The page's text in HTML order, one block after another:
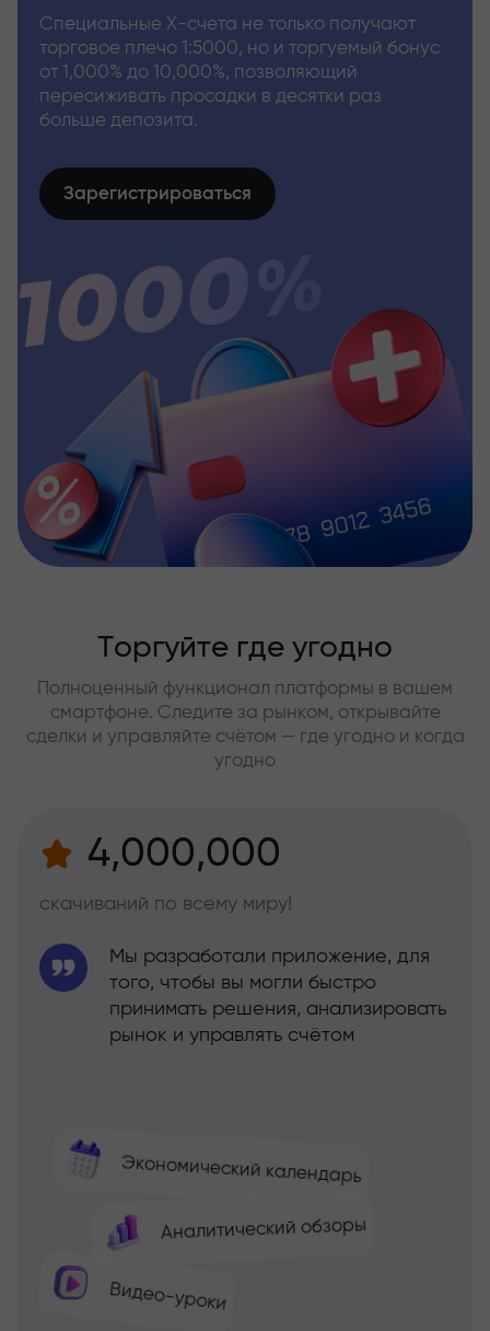
Специальные Х-счета не только получают
торговое плечо 1:5000, но и торгуемый бонус
от 1,000% до 10,000%, позволяющий
пересиживать просадки в десятки раз
больше депозита.
Зарегистрироваться
Торгуйте где угодно
Полноценный функционал платформы в вашем
смартфоне. Следите за рынком, открывайте
сделки и управляйте счётом — где угодно и когда
угодно
4,000,000
скачиваний по всему миру!
Экономический календарь
Аналитический обзоры
Видео-уроки
Мы разработали приложение, для
того, чтобы вы могли быстро
принимать решения, анализировать
рынок и управлять счётом